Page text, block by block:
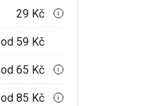
29 Kč i
od 59 Kč
od 65 Kč i
od 85 Kč i